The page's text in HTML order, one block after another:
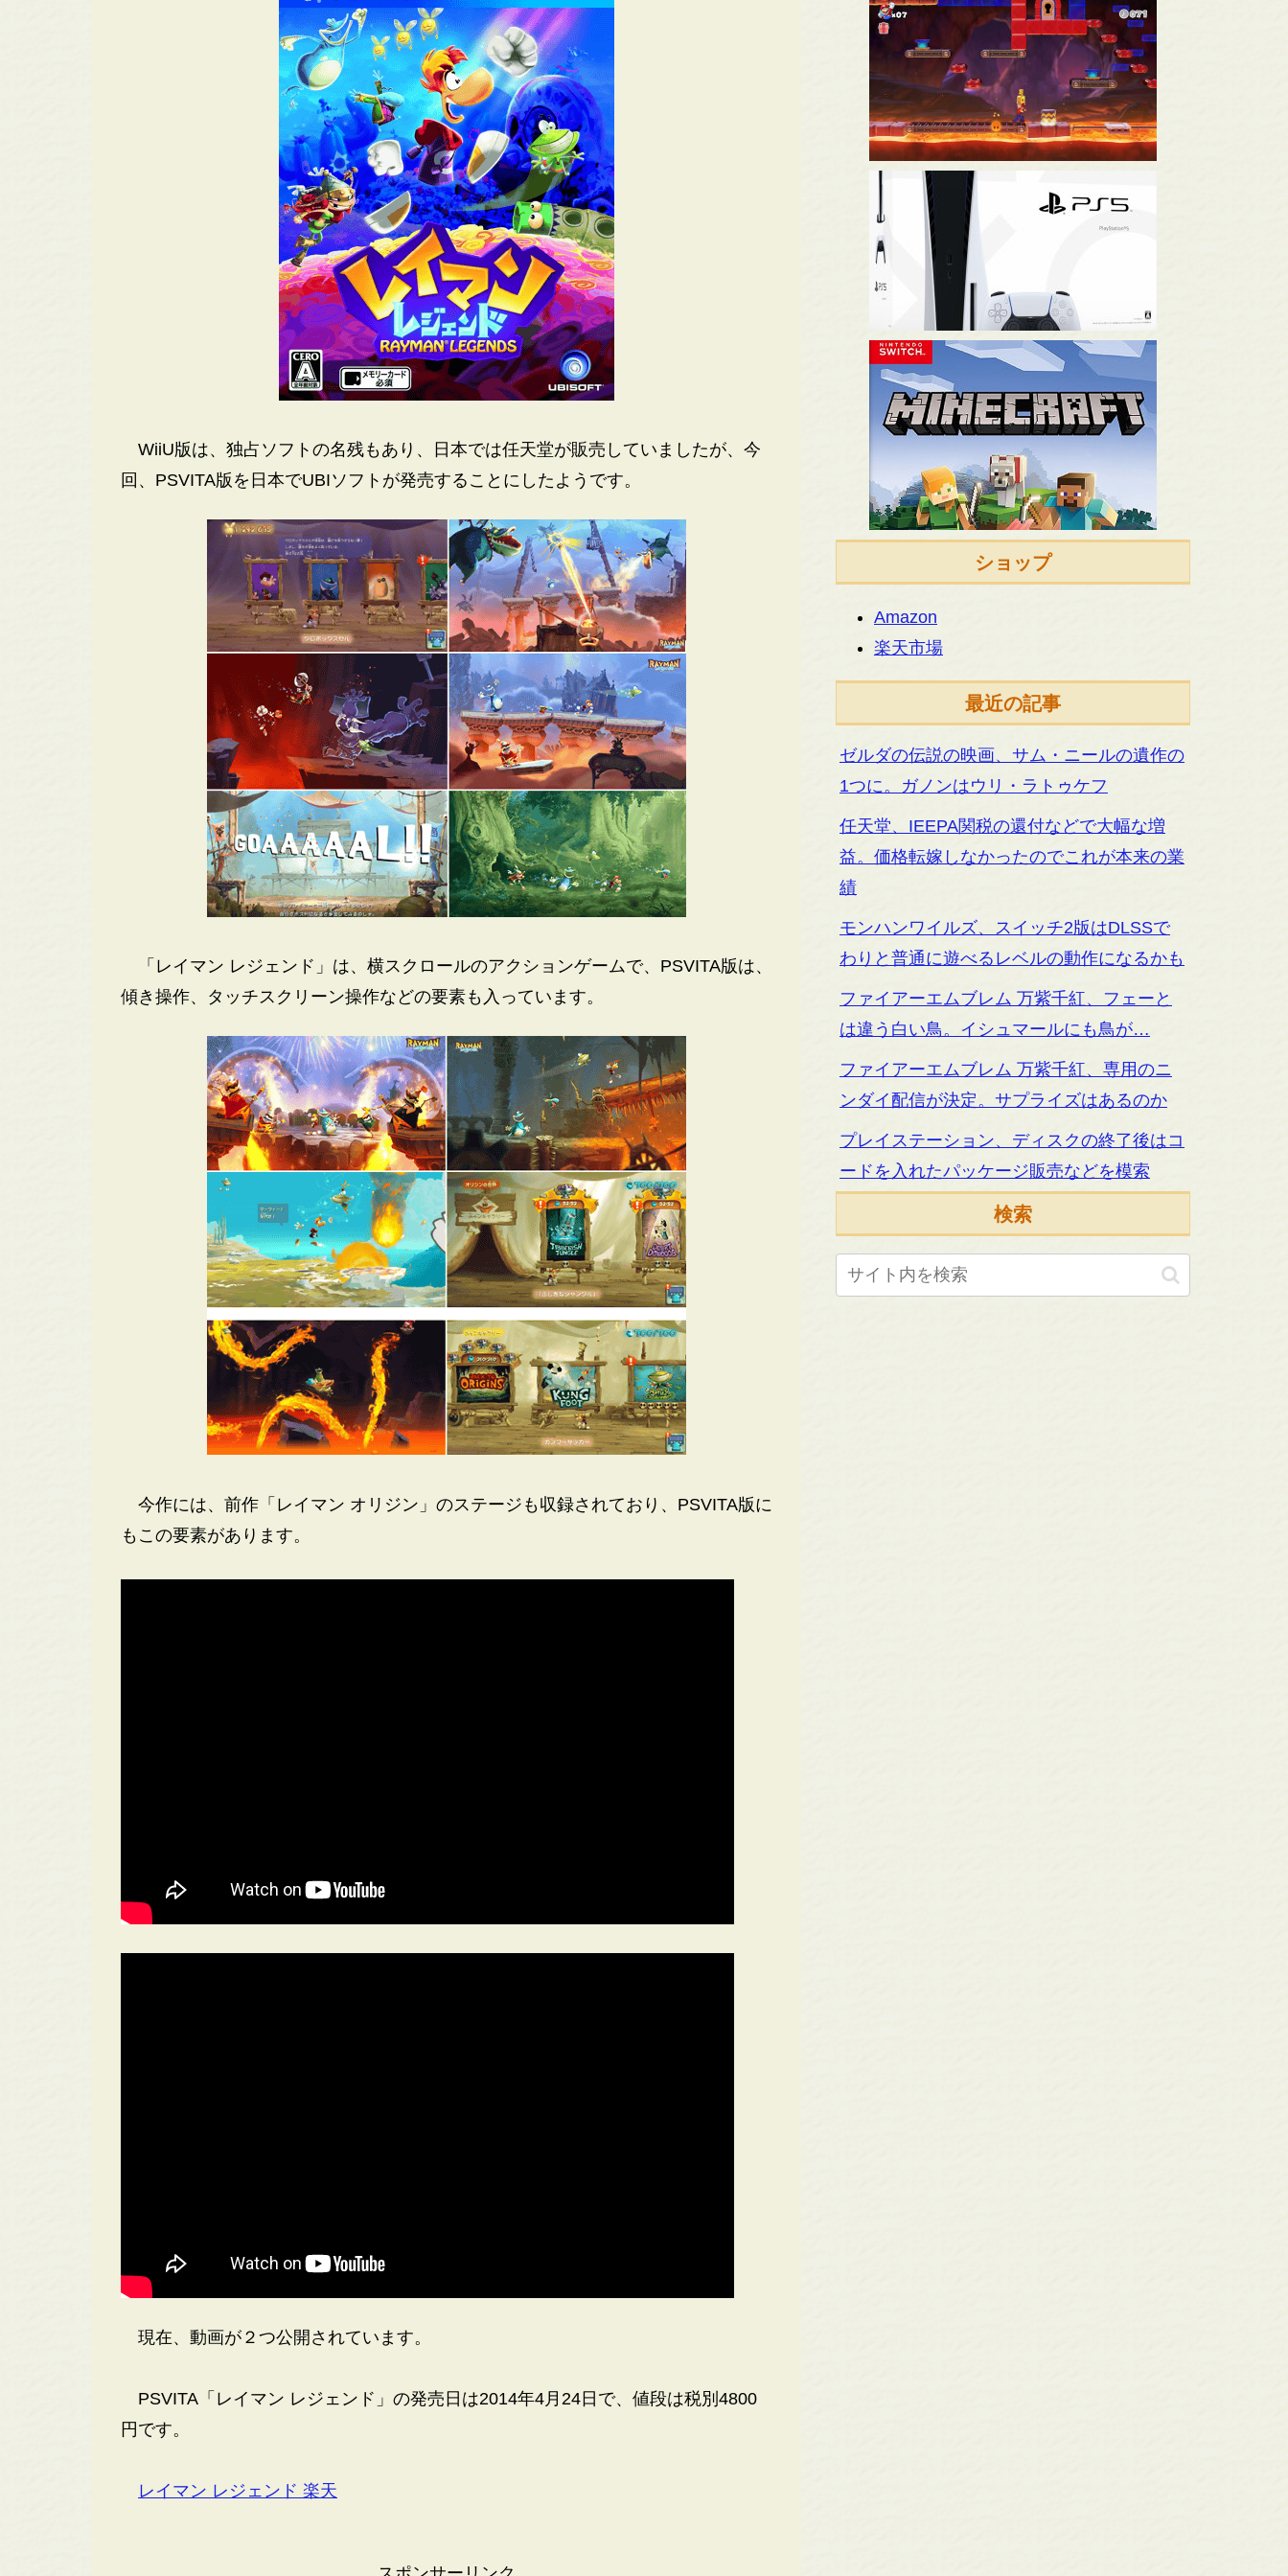
WiiU版は、独占ソフトの名残もあり、日本では任天堂が販売していましたが、今
回、PSVITA版を日本でUBIソフトが発売することにしたようです。
「レイマン レジェンド」は、横スクロールのアクションゲームで、PSVITA版は、
傾き操作、タッチスクリーン操作などの要素も入っています。
今作には、前作「レイマン オリジン」のステージも収録されており、PSVITA版に
もこの要素があります。
現在、動画が２つ公開されています。
PSVITA「レイマン レジェンド」の発売日は2014年4月24日で、値段は税別4800
円です。
レイマン レジェンド 楽天
ショップ
Amazon
楽天市場
最近の記事
ゼルダの伝説の映画、サム・ニールの遺作の
1つに。ガノンはウリ・ラトゥケフ
任天堂、IEEPA関税の還付などで大幅な増
益。価格転嫁しなかったのでこれが本来の業
績
モンハンワイルズ、スイッチ2版はDLSSで
わりと普通に遊べるレベルの動作になるかも
ファイアーエムブレム 万紫千紅、フェーと
は違う白い鳥。イシュマールにも鳥が…
ファイアーエムブレム 万紫千紅、専用のニ
ンダイ配信が決定。サプライズはあるのか
プレイステーション、ディスクの終了後はコ
ードを入れたパッケージ販売などを模索
検索